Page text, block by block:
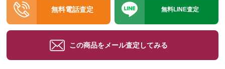
無料電話査定 無料LINE査定
この商品をメール査定してみる